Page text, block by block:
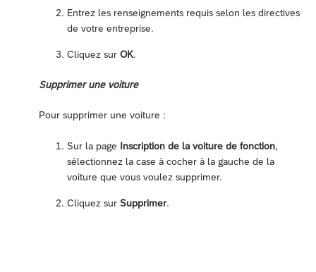
Entrez les renseignements requis selon les directives
de votre entreprise.
Cliquez sur OK.
Supprimer une voiture
Pour supprimer une voiture :
Sur la page Inscription de la voiture de fonction,
sélectionnez la case à cocher à la gauche de la
voiture que vous voulez supprimer.
Cliquez sur Supprimer.